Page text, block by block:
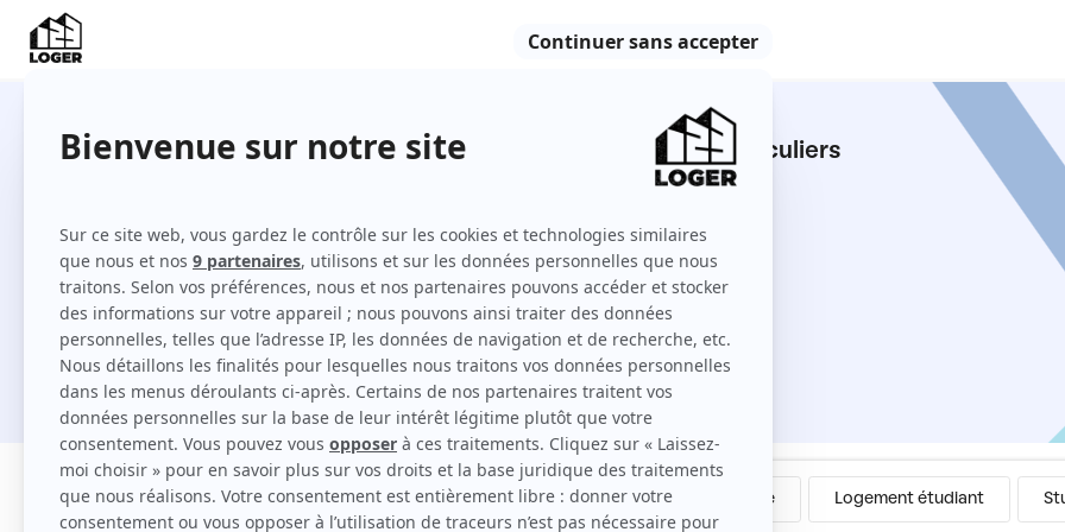
37 appartements en location à Pierrelaye entre particuliers
Je cherche une location
Filtres Appartement Maison Colocation Meublé Logement étudiant